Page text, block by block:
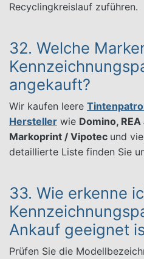
Recyclingkreislauf zuführen.
32. Welche
angekauft?
Wir kaufen leere
Hersteller wie Domino,
Markoprint / Vipotec und
detaillierte Liste finden Sie
33. Wie erkenne
Ankauf geeignet
Prüfen Sie die